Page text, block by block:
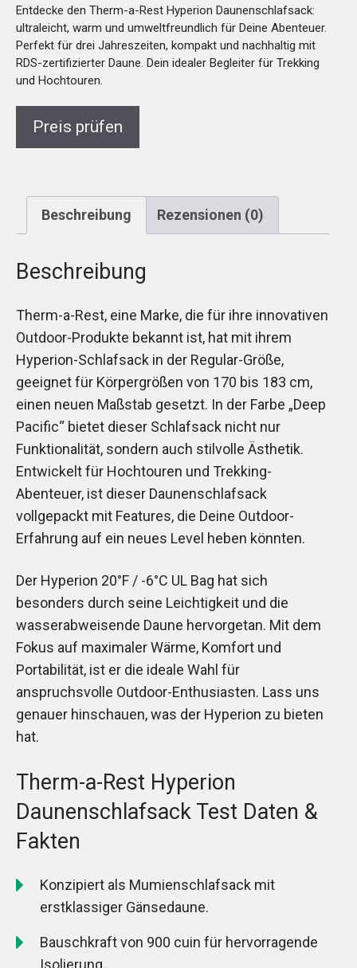
Entdecke den Therm-a-Rest Hyperion Daunenschlafsack:
ultraleicht, warm und umweltfreundlich für Deine Abenteuer.
Perfekt für drei Jahreszeiten, kompakt und nachhaltig mit
RDS-zertifizierter Daune. Dein idealer Begleiter für Trekking
und Hochtouren.
Preis prüfen
Beschreibung Rezensionen (0)
Beschreibung
Therm-a-Rest, eine Marke, die für ihre innovativen
Outdoor-Produkte bekannt ist, hat mit ihrem
Hyperion-Schlafsack in der Regular-Größe,
geeignet für Körpergrößen von 170 bis 183 cm,
einen neuen Maßstab gesetzt. In der Farbe „Deep
Pacific“ bietet dieser Schlafsack nicht nur
Funktionalität, sondern auch stilvolle Ästhetik.
Entwickelt für Hochtouren und Trekking-
Abenteuer, ist dieser Daunenschlafsack
vollgepackt mit Features, die Deine Outdoor-
Erfahrung auf ein neues Level heben könnten.
Der Hyperion 20°F / -6°C UL Bag hat sich
besonders durch seine Leichtigkeit und die
wasserabweisende Daune hervorgetan. Mit dem
Fokus auf maximaler Wärme, Komfort und
Portabilität, ist er die ideale Wahl für
anspruchsvolle Outdoor-Enthusiasten. Lass uns
genauer hinschauen, was der Hyperion zu bieten
hat.
Therm-a-Rest Hyperion
Daunenschlafsack Test Daten &
Fakten
Konzipiert als Mumienschlafsack mit
erstklassiger Gänsedaune.
Bauschkraft von 900 cuin für hervorragende
Isolierung.